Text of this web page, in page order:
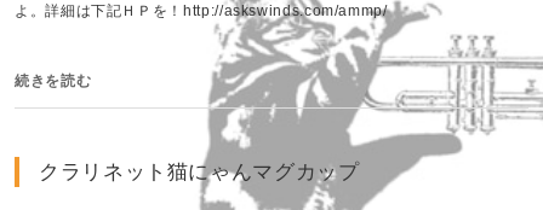
よ。詳細は下記ＨＰを！http://askswinds.com/ammp/
続きを読む
クラリネット猫にゃんマグカップ